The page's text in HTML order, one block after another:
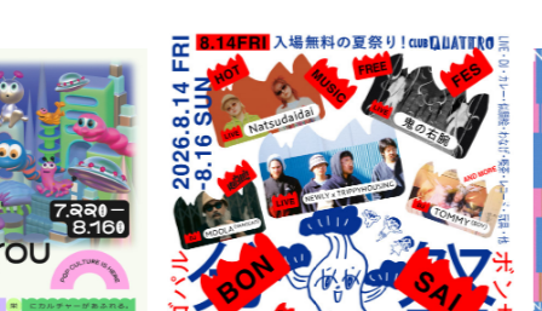
レストラン・カフェ
TAX FREE
PARCOメンバーズ
JP
ภาษาไทย
日本語